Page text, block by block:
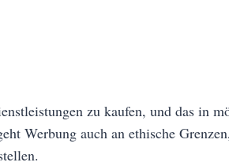
zu kaufen, und das in
Werbung auch an ethische